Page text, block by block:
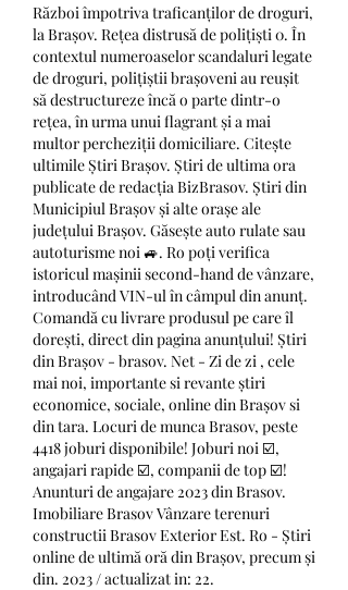
Război împotriva traficanților de droguri,
la Brașov. Rețea distrusă de polițiști 0. În
contextul numeroaselor scandaluri legate
de droguri, polițiștii brașoveni au reușit
să destructureze încă o parte dintr-o
rețea, în urma unui flagrant și a mai
multor percheziții domiciliare. Citește
ultimile Știri Brașov. Știri de ultima ora
publicate de redacția BizBrasov. Știri din
Municipiul Brașov și alte orașe ale
județului Brașov. Găsește auto rulate sau
autoturisme noi 🚙. Ro poți verifica
istoricul mașinii second-hand de vânzare,
introducând VIN-ul în câmpul din anunț.
Comandă cu livrare produsul pe care îl
dorești, direct din pagina anunțului! Știri
din Brașov - brasov. Net - Zi de zi , cele
mai noi, importante si revante știri
economice, sociale, online din Brașov si
din tara. Locuri de munca Brasov, peste
4418 joburi disponibile! Joburi noi ☑️,
angajari rapide ☑️, companii de top ☑️!
Anunturi de angajare 2023 din Brasov.
Imobiliare Brasov Vânzare terenuri
constructii Brasov Exterior Est. Ro - Știri
online de ultimă oră din Brașov, precum și
din. 2023 / actualizat in: 22.